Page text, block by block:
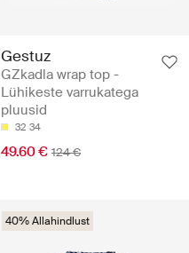
Gestuz
GZkadla wrap top -
Lühikeste varrukatega
pluusid
32 34
49.60 € 124 €
40% Allahindlust